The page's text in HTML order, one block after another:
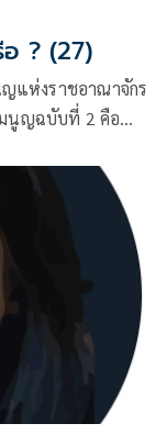
? (27)
แห่งราชอาณาจักร